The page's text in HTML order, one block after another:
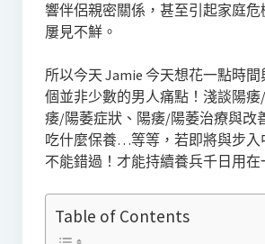
響伴侶親密關係，甚至引起家庭危
屢見不鮮。
所以今天 Jamie 今天想花一點時
個並非少數的男人痛點！淺談陽
痿/陽萎症狀、陽痿/陽萎治療與改
吃什麼保養…等等，若即將與步入
不能錯過！才能持續養兵千日用在
Table of Contents